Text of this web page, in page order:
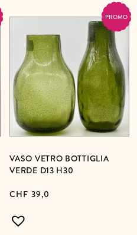
PROMO
VASO VETRO BOTTIGLIA
VERDE D13 H30
CHF 39,0